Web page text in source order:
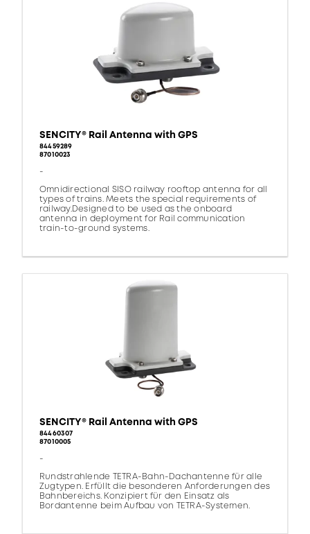
SENCITY® Rail Antenna with GPS
84459289
87010023
-
Omnidirectional SISO railway rooftop antenna for all
types of trains. Meets the special requirements of
railway.Designed to be used as the onboard
antenna in deployment for Rail communication
train-to-ground systems.
SENCITY® Rail Antenna with GPS
84460307
87010005
-
Rundstrahlende TETRA-Bahn-Dachantenne für alle
Zugtypen. Erfüllt die besonderen Anforderungen des
Bahnbereichs. Konzipiert für den Einsatz als
Bordantenne beim Aufbau von TETRA-Systemen.